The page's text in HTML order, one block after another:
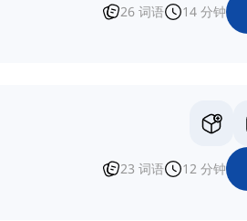
26 词语 14 分钟
23 词语 12 分钟